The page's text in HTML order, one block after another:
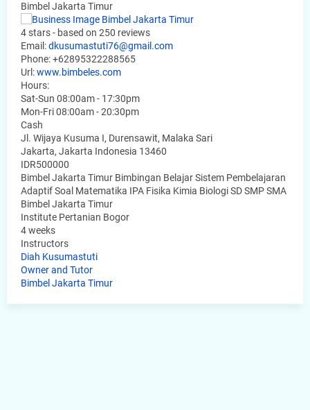
Bimbel Jakarta Timur
4 stars - based on 250 reviews
Email:dkusumastuti76@gmail.com
Phone:+62895322288565
Url:www.bimbeles.com
Hours:
Sat-Sun 08:00am - 17:30pm
Mon-Fri 08:00am - 20:30pm
Cash
Jl. Wijaya Kusuma I, Durensawit, Malaka Sari
Jakarta, Jakarta Indonesia 13460
IDR500000
Bimbel Jakarta Timur Bimbingan Belajar Sistem Pembelajaran
Adaptif Soal Matematika IPA Fisika Kimia Biologi SD SMP SMA
Bimbel Jakarta Timur
Institute Pertanian Bogor
4 weeks
Instructors
Diah Kusumastuti
Owner and Tutor
Bimbel Jakarta Timur